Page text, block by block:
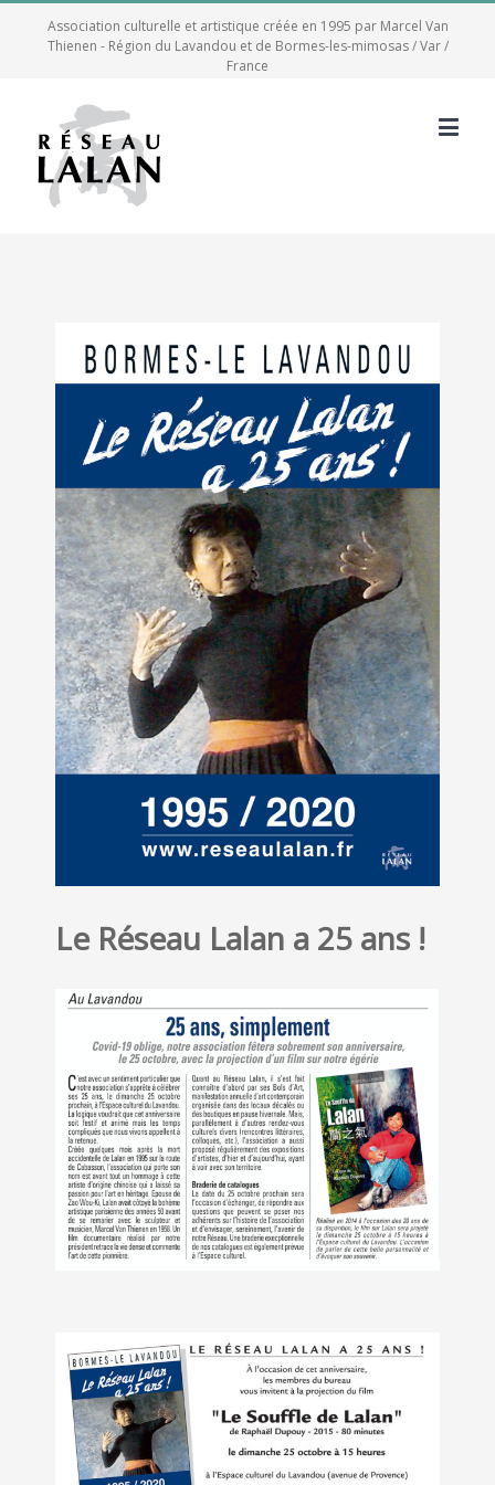
Association culturelle et artistique créée en 1995 par Marcel Van
Thienen - Région du Lavandou et de Bormes-les-mimosas / Var /
France
Le Réseau Lalan a 25 ans !